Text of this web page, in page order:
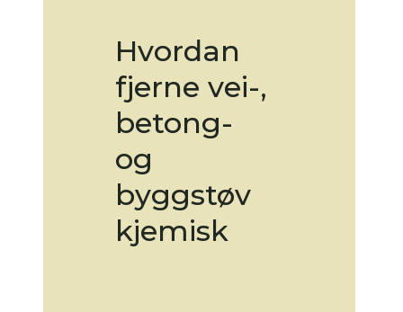
Hvordan
fjerne vei-,
betong-
og
byggstøv
kjemisk